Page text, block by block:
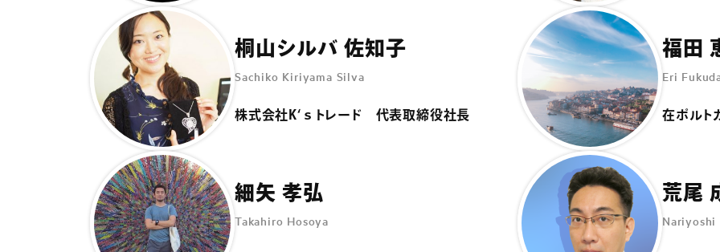
桐山シルバ 佐知子
Sachiko Kiriyama Silva
株式会社K‘ｓトレード 代表取締役社長
福田
Eri
在ポルト
細矢 孝弘
Takahiro Hosoya
荒尾
Nariyoshi